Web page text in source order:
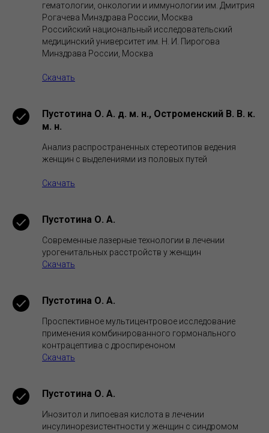
гематологии, онкологии и иммунологии им. Дмитрия
Рогачева Минздрава России, Москва
Российский национальный исследовательский
медицинский университет им. Н. И. Пирогова
Минздрава России, Москва
Скачать
Пустотина О. А. д. м. н., Остроменский В. В. к.
м. н.
Анализ распространенных стереотипов ведения
женщин с выделениями из половых путей
Скачать
Пустотина О. А.
Современные лазерные технологии в лечении
урогенитальных расстройств у женщин
Скачать
Пустотина О. А.
Проспективное мультицентровое исследование
применения комбинированного гормонального
контрацептива с дроспиреноном
Скачать
Пустотина О. А.
Инозитол и липоевая кислота в лечении
инсулинорезистентности у женщин с синдромом